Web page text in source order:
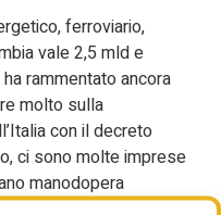
ferroviario,
vale 2,5 mld e
rammentato ancora
molto sulla
con il decreto
ci sono molte imprese
manodopera